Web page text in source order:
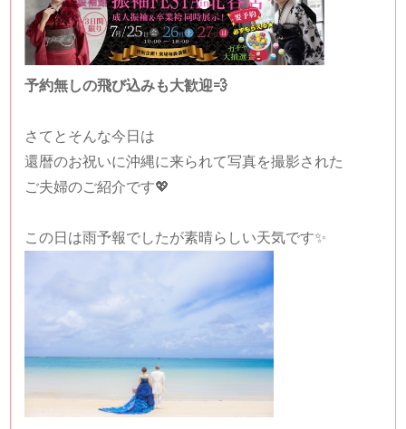
予約無しの飛び込みも大歓迎💨
さてとそんな今日は
還暦のお祝いに沖縄に来られて写真を撮影された
ご夫婦のご紹介です💖
この日は雨予報でしたが素晴らしい天気です✨